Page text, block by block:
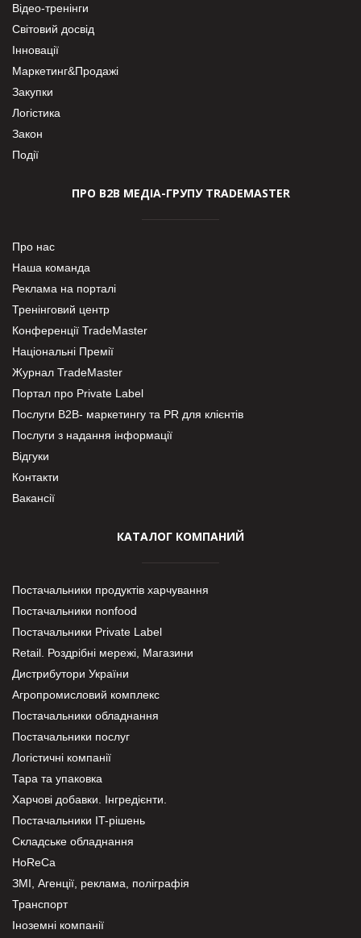
Відео-тренінги
Світовий досвід
Інновації
Маркетинг&Продажі
Закупки
Логістика
Закон
Події
ПРО В2В МЕДІА-ГРУПУ TRADEMASTER
Про нас
Наша команда
Реклама на порталі
Тренінговий центр
Конференції TradeMaster
Національні Премії
Журнал TradeMaster
Портал про Private Label
Послуги В2В- маркетингу та PR для клієнтів
Послуги з надання інформації
Відгуки
Контакти
Вакансії
КАТАЛОГ КОМПАНИЙ
Постачальники продуктів харчування
Постачальники nonfood
Постачальники Private Label
Retail. Роздрібні мережі, Магазини
Дистрибутори України
Агропромисловий комплекс
Постачальники обладнання
Постачальники послуг
Логістичні компанії
Тара та упаковка
Харчові добавки. Інгредієнти.
Постачальники IT-рішень
Складське обладнання
HoReCa
ЗМІ, Агенції, реклама, поліграфія
Транспорт
Іноземні компанії